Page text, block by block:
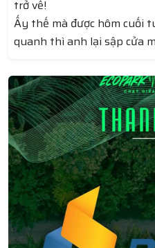
trở về!
Ấy thế mà được hôm cuối
quanh thì anh lại sập cửa
gọi thì sợ vợ mắng nên
6.